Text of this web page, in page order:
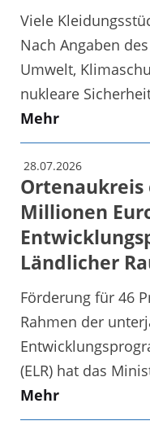
Viele
Nach Angaben
Umwelt,
nukleare
Mehr
28.07.2026
Millionen
Ländlicher
Förderung für 46
Rahmen der
(ELR) hat das
Mehr